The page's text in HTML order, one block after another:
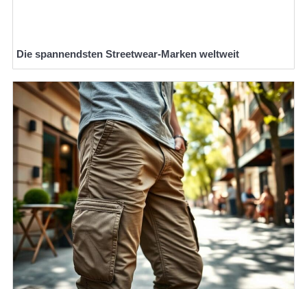
Die spannendsten Streetwear-Marken weltweit